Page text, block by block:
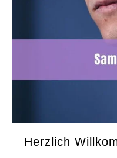
Herzlich